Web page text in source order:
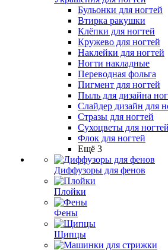
Бульонки для ногтей
Втирка ракушки
Клёпки для ногтей
Кружево для ногтей
Наклейки для ногтей
Ногти накладные
Переводная фольга
Пигмент для ногтей
Пыль для дизайна
Слайдер дизайн для
Стразы для ногтей
Сухоцветы для ногтей
Флок для ногтей
Ещё 3
Диффузоры для фенов
Плойки
Фены
Щипцы